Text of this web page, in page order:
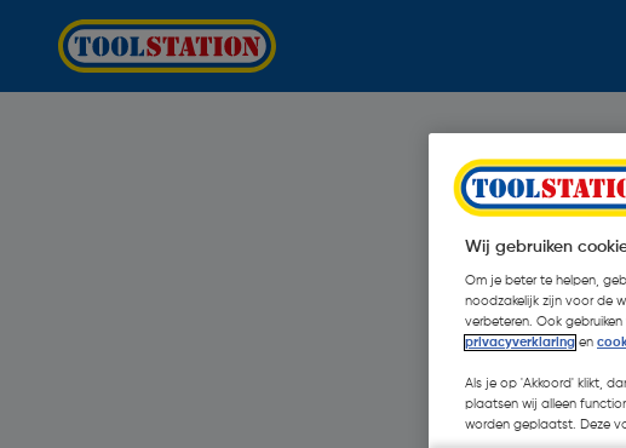
Wij gebruiken
Om je beter te helpen,
noodzakelijk zijn voor de
verbeteren. Ook
privacyverklaring en
Als je op 'Akkoord' klikt,
plaatsen wij alleen
worden geplaatst. Deze